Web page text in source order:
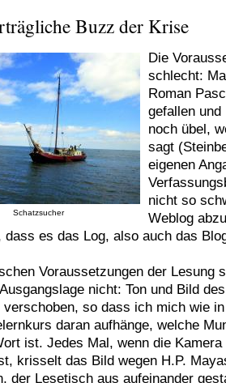
Buzz der Krise
Schatzsucher
Die
schlecht:
Roman
gefallen
noch übel,
sagt
eigenen
nicht so
Weblog
dass es das Log, also auch das
Voraussetzungen der Lesung
nicht: Ton und Bild
verschoben, so dass ich mich wie
daran aufhänge, welche
ist. Jedes Mal, wenn die Kamera
krisselt das Bild wegen H.P.
der Lesetisch aus aufeinander